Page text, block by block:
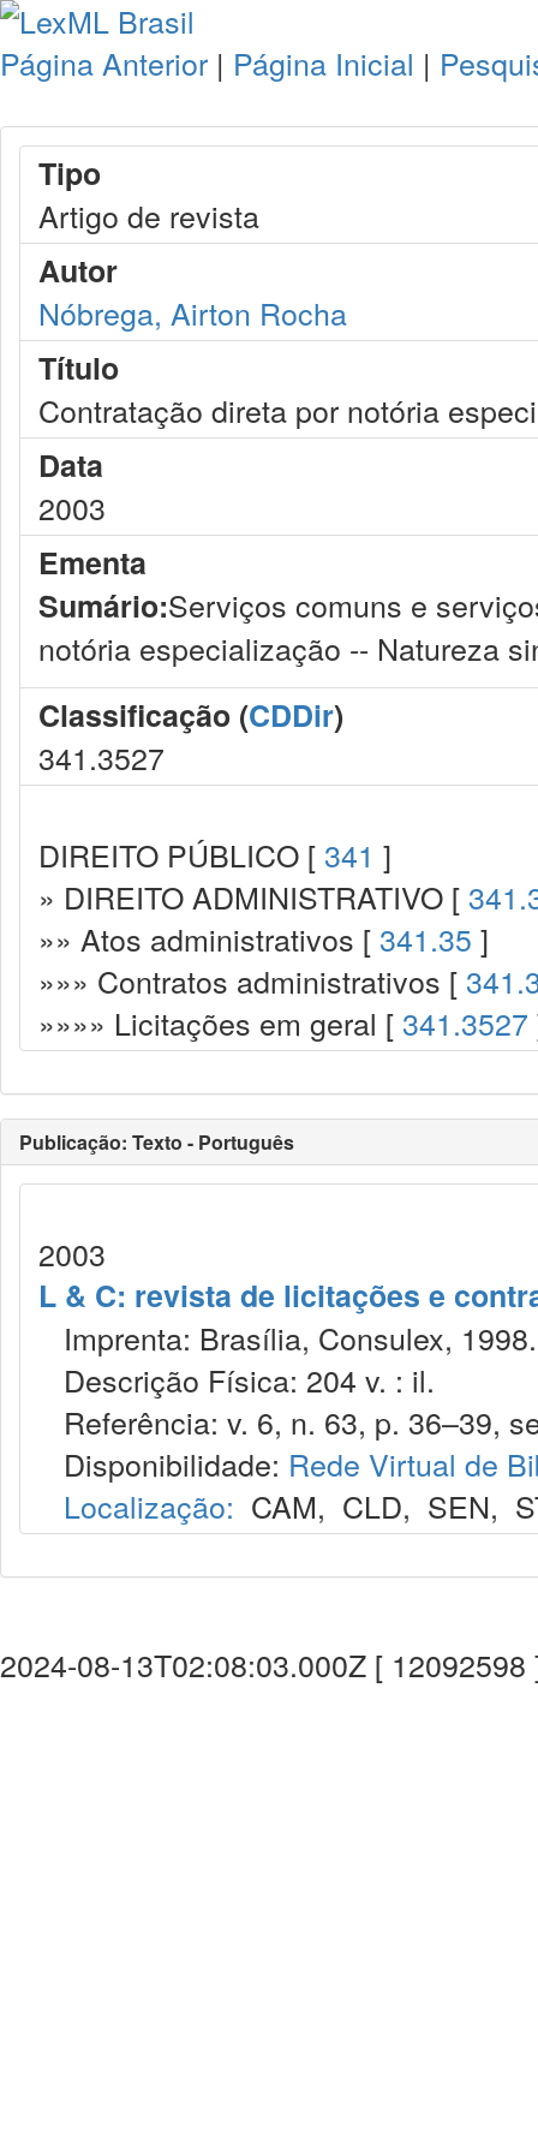
Página Anterior | Página Inicial |
Tipo
Artigo de revista
Autor
Nóbrega, Airton Rocha
Título
Contratação direta por notória
Data
2003
Ementa
Sumário:Serviços comuns e
notória especialização -- Natureza
Classificação (CDDir)
341.3527
DIREITO PÚBLICO [ 341 ]
» DIREITO ADMINISTRATIVO [
»» Atos administrativos [ 341.35 ]
»»» Contratos administrativos [
»»»» Licitações em geral [ 341.3527
Publicação: Texto - Português
2003
L & C: revista de licitações e
Imprenta: Brasília, Consulex, 1998.
Descrição Física: 204 v. : il.
Referência: v. 6, n. 63, p. 36–39,
Disponibilidade: Rede Virtual de
Localização: CAM, CLD, SEN,
2024-08-13T02:08:03.000Z [ 12092598